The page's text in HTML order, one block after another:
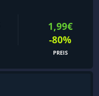
1,99€
-80%
PREIS